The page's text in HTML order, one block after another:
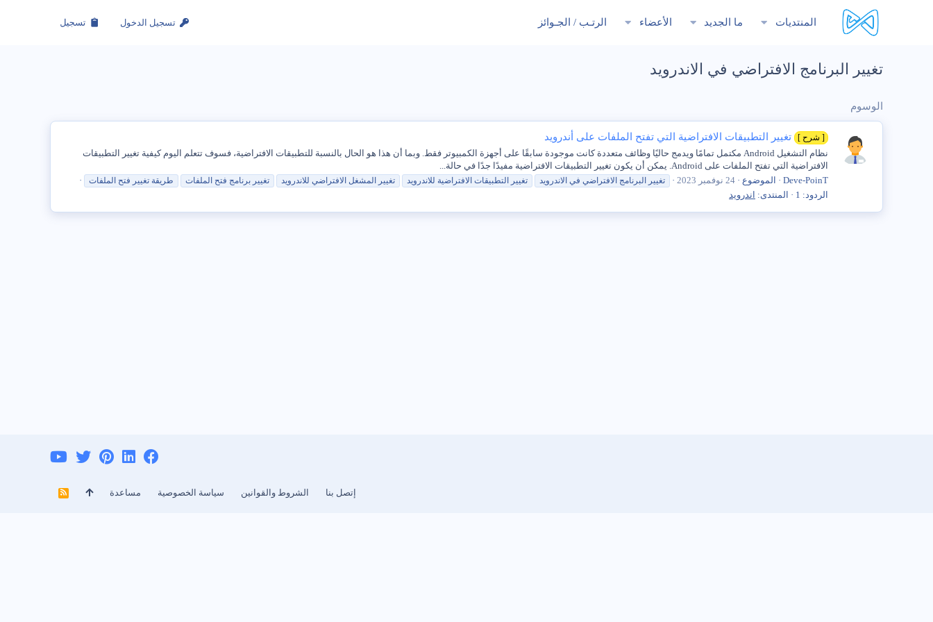
المنتديات ما الجديد الأعضاء الرتـب / الجـوائز تسجيل الدخول تسجيل
تغيير البرنامج الافتراضي في الاندرويد
الوسوم
[ شرح ] تغيير التطبيقات الافتراضية التي تفتح الملفات على أندرويد
نظام التشغيل Android مكتمل تمامًا ويدمج حاليًا وظائف متعددة كانت موجودة سابقًا على أجهزة الكمبيوتر فقط. وبما أن هذا هو الحال بالنسبة للتطبيقات الافتراضية، فسوف تتعلم اليوم كيفية تغيير التطبيقات
الافتراضية التي تفتح الملفات على Android. يمكن أن يكون تغيير التطبيقات الافتراضية مفيدًا جدًا في حالة...
Deve-PoinT
الموضوع 24 نوفمبر 2023 تغيير البرنامج الافتراضي في الاندرويد تغيير التطبيقات الافتراضية للاندرويد تغيير المشغل الافتراضي للاندرويد تغيير برنامج فتح الملفات طريقة تغيير فتح الملفات
الردود: 1 المنتدى: اندرويد
إتصل بنا الشروط والقوانين سياسة الخصوصية مساعدة
R